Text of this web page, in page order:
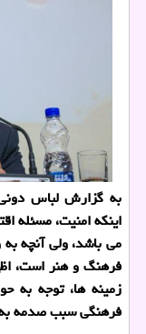
به گزارش لباس
اینكه امنیت، مسئله
می باشد، ولی آنچه
فرهنگ و هنر است،
زمینه ها، توجه به
فرهنگی سبب صدمه